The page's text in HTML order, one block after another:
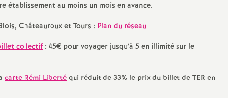
o
n
a
2022
Publications
établissement au moins un mois en avance.
Châteauroux et Tours : Plan du réseau
collectif: 45€ pour voyager jusqu’à 5 en illimité sur le
carte Rémi Libertéqui réduit de 33% le prix du billet de TER en